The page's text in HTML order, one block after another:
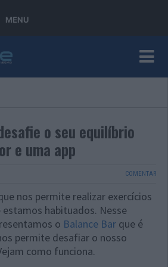
MENU
o seu equilíbrio
e uma app
COMENTAR
nos permite realizar exercícios
habituados. Nesse
o Balance Bar que é
permite desafiar o nosso
como funciona.